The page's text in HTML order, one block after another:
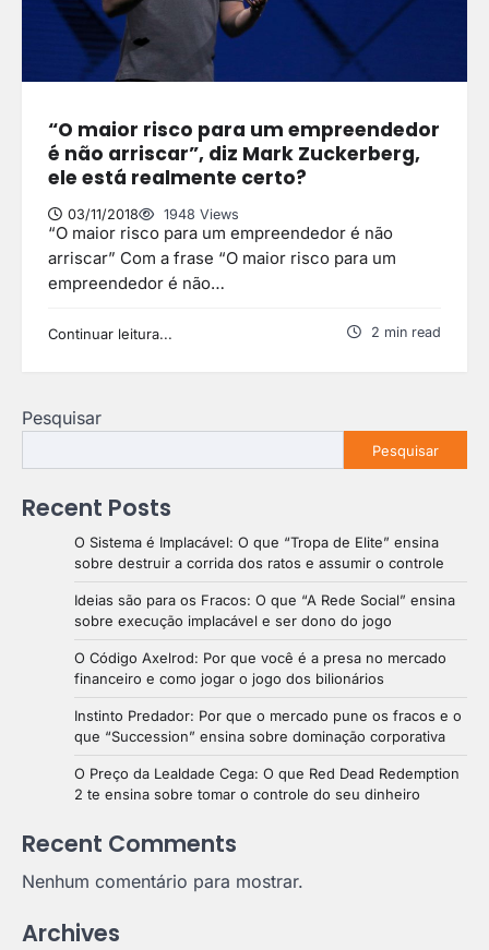
“O maior risco para um empreendedor
é não arriscar”, diz Mark Zuckerberg,
ele está realmente certo?
03/11/2018 1948 Views
“O maior risco para um empreendedor é não
arriscar” Com a frase “O maior risco para um
empreendedor é não…
Continuar leitura... 2 min read
Pesquisar
Pesquisar
Recent Posts
O Sistema é Implacável: O que “Tropa de Elite” ensina
sobre destruir a corrida dos ratos e assumir o controle
Ideias são para os Fracos: O que “A Rede Social” ensina
sobre execução implacável e ser dono do jogo
O Código Axelrod: Por que você é a presa no mercado
financeiro e como jogar o jogo dos bilionários
Instinto Predador: Por que o mercado pune os fracos e o
que “Succession” ensina sobre dominação corporativa
O Preço da Lealdade Cega: O que Red Dead Redemption
2 te ensina sobre tomar o controle do seu dinheiro
Recent Comments
Nenhum comentário para mostrar.
Archives